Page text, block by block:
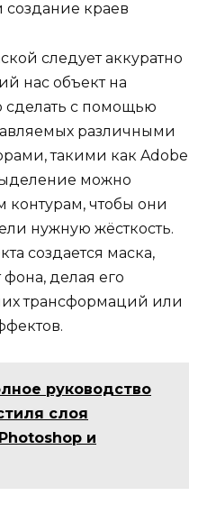
следует аккуратно
нас объект на
сделать с помощью
различными
такими как Adobe
можно
контурам, чтобы они
нужную жёсткость.
создается маска,
фона, делая его
трансформаций или
руководство
слоя
и